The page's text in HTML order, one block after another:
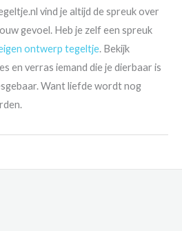
vind je altijd de spreuk over
gevoel. Heb je zelf een spreuk
ontwerp tegeltje. Bekijk
en verras iemand die je dierbaar is
Want liefde wordt nog